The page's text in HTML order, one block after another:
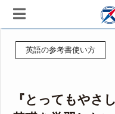
英語の参考書使い方
『とってもやさ